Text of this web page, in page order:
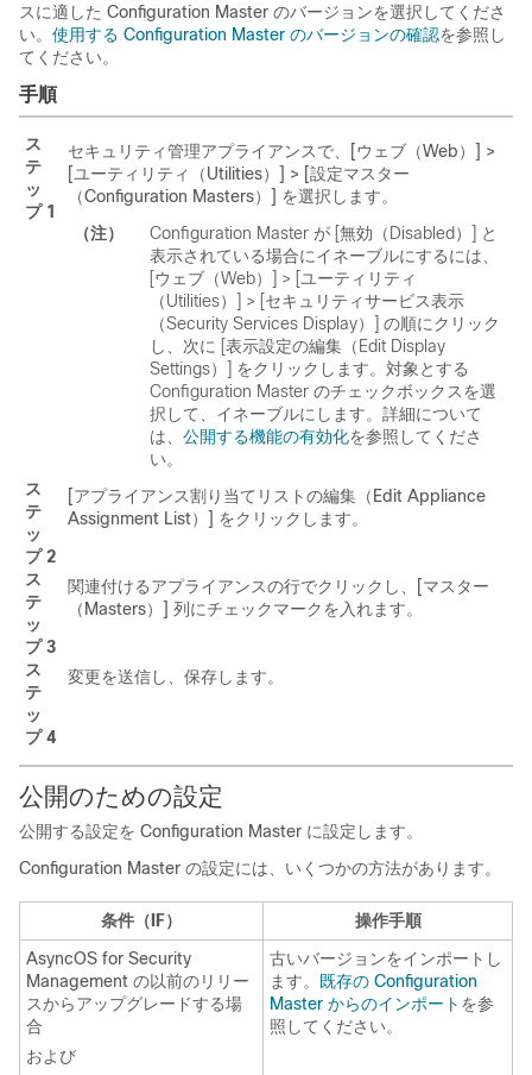
スに適した Configuration Master のバージョンを選択してくださ
い。 使用する Configuration Master のバージョンの確認を参照し
てください。
手順
ス
テ
ッ
プ 1
セキュリティ管理アプライアンスで、[ウェブ（Web）] >
[ユーティリティ（Utilities）] > [設定マスター
（Configuration Masters）] を選択します。
（注）
Configuration Master が [無効（Disabled）] と
表示されている場合にイネーブルにするには、
[ウェブ（Web）] > [ユーティリティ
（Utilities）]
> [セキュリティサービス表示
（Security Services Display）] の順にクリック
し、次に [表示設定の編集（Edit Display
Settings）]
をクリックします。対象とする
Configuration Master のチェックボックスを選
択して、イネーブルにします。詳細について
は、 公開する機能の有効化を参照してくださ
い。
ス
テ
ッ
プ 2
[アプライアンス割り当てリストの編集（Edit Appliance
Assignment List）] をクリックします。
ス
テ
ッ
プ 3
関連付けるアプライアンスの行でクリックし、[マスター
（Masters）] 列にチェックマークを入れます。
ス
テ
ッ
プ 4
変更を送信し、保存します。
公開のための設定
公開する設定を Configuration Master に設定します。
Configuration Master の設定には、いくつかの方法があります。
条件（IF）
操作手順
AsyncOS for Security
Management の以前のリリー
スからアップグレードする場
合
および
古いバージョンをインポートし
ます。
既存の Configuration
Master からのインポート を参
照してください。